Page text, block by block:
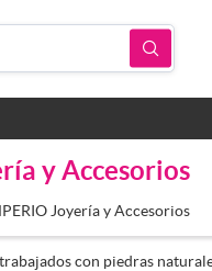
y Accesorios
Joyería y Accesorios
con piedras